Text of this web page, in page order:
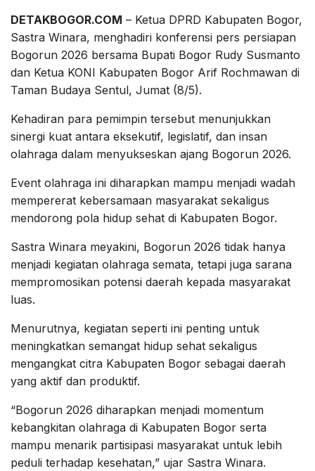
DETAKBOGOR.COM – Ketua DPRD Kabupaten Bogor,
Sastra Winara, menghadiri konferensi pers persiapan
Bogorun 2026 bersama Bupati Bogor Rudy Susmanto
dan Ketua KONI Kabupaten Bogor Arif Rochmawan di
Taman Budaya Sentul, Jumat (8/5).
Kehadiran para pemimpin tersebut menunjukkan
sinergi kuat antara eksekutif, legislatif, dan insan
olahraga dalam menyukseskan ajang Bogorun 2026.
Event olahraga ini diharapkan mampu menjadi wadah
mempererat kebersamaan masyarakat sekaligus
mendorong pola hidup sehat di Kabupaten Bogor.
Sastra Winara meyakini, Bogorun 2026 tidak hanya
menjadi kegiatan olahraga semata, tetapi juga sarana
mempromosikan potensi daerah kepada masyarakat
luas.
Menurutnya, kegiatan seperti ini penting untuk
meningkatkan semangat hidup sehat sekaligus
mengangkat citra Kabupaten Bogor sebagai daerah
yang aktif dan produktif.
“Bogorun 2026 diharapkan menjadi momentum
kebangkitan olahraga di Kabupaten Bogor serta
mampu menarik partisipasi masyarakat untuk lebih
peduli terhadap kesehatan,” ujar Sastra Winara.